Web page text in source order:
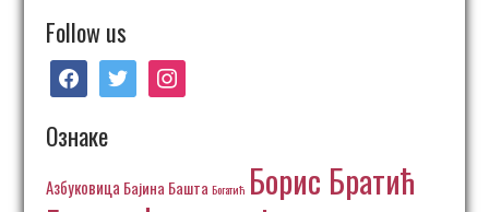
Follow us
facebooktwitter instagram
Ознаке
Азбуковица Бајина Башта Богатић Борис Братић